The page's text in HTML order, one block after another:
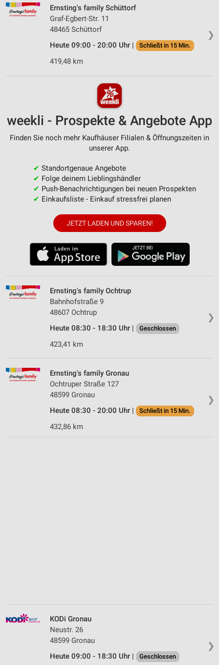
❯
Ernsting's family Schüttorf
Graf-Egbert-Str. 11
48465 Schüttorf
Heute 09:00 - 20:00 Uhr |
Schließt in 15 Min.
419,48 km
weekli - Prospekte & Angebote App
Finden Sie noch mehr Kaufhäuser Filialen & Öffnungszeiten in
unserer App.
✔ Standortgenaue Angebote
✔ Folge deinem Lieblingshändler
✔ Push-Benachrichtigungen bei neuen Prospekten
✔ Einkaufsliste - Einkauf stressfrei planen
JETZT LADEN UND SPAREN!
❯
Ernsting's family Ochtrup
Bahnhofstraße 9
48607 Ochtrup
Heute 08:30 - 18:30 Uhr |
Geschlossen
423,41 km
❯
Ernsting's family Gronau
Ochtruper Straße 127
48599 Gronau
Heute 08:30 - 20:00 Uhr |
Schließt in 15 Min.
432,86 km
❯
KODi Gronau
Neustr. 26
48599 Gronau
Heute 09:00 - 18:30 Uhr |
Geschlossen